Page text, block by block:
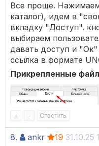
Все проще.
каталог), идем в
вкладку "Доступ".
выбираем
давать доступ и "Ок"
ссылка в формате
Прикрепленные
+ – Ответить
8. ankr 19 31.10.25